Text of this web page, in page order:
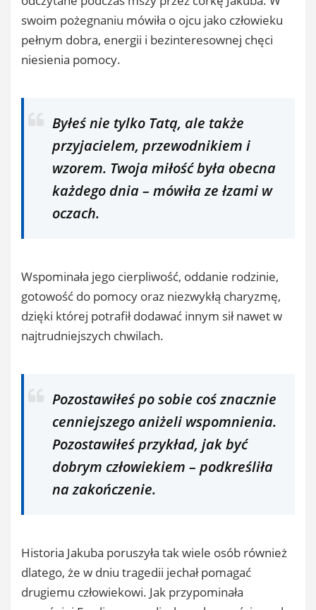
swoim pożegnaniu mówiła o ojcu jako człowieku
pełnym dobra, energii i bezinteresownej chęci
niesienia pomocy.
Byłeś nie tylko Tatą, ale także
przyjacielem, przewodnikiem i
wzorem. Twoja miłość była obecna
każdego dnia – mówiła ze łzami w
oczach.
Wspominała jego cierpliwość, oddanie rodzinie,
gotowość do pomocy oraz niezwykłą charyzmę,
dzięki której potrafił dodawać innym sił nawet w
najtrudniejszych chwilach.
Pozostawiłeś po sobie coś znacznie
cenniejszego aniżeli wspomnienia.
Pozostawiłeś przykład, jak być
dobrym człowiekiem – podkreśliła
na zakończenie.
Historia Jakuba poruszyła tak wiele osób również
dlatego, że w dniu tragedii jechał pomagać
drugiemu człowiekowi. Jak przypominała